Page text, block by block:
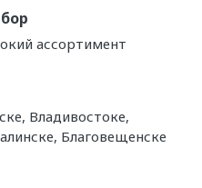
ассортимент
Владивостоке,
Благовещенске